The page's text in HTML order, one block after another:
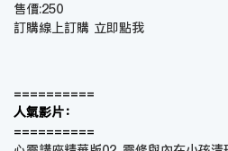
售價:250
訂購線上訂購 立即點我
==========
人氣影片：
==========